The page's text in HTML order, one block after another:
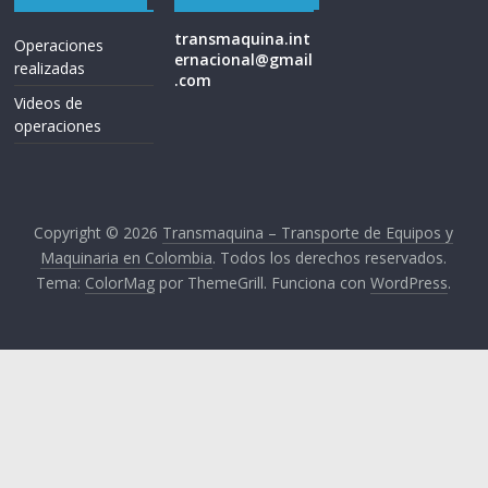
M
A
Q
U
I
P
Operaciones
realizadas
Videos de
operaciones
transmaquina.int
ernacional@gmail
.com
Copyright © 2026 Transmaquina – Transporte de Equipos y
Maquinaria en Colombia. Todos los derechos reservados.
Tema: ColorMag por ThemeGrill. Funciona conWordPress.